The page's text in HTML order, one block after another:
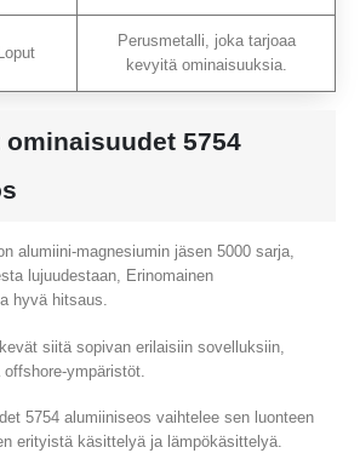
Loput
Perusmetalli, joka tarjoaa
kevyitä ominaisuuksia.
ominaisuudet 5754
alumiini-magnesiumin jäsen 5000 sarja,
lujuudestaan, Erinomainen
hyvä hitsaus.
siitä sopivan erilaisiin sovelluksiin,
ympäristöt.
5754 alumiiniseos vaihtelee sen luonteen
erityistä käsittelyä ja lämpökäsittelyä.